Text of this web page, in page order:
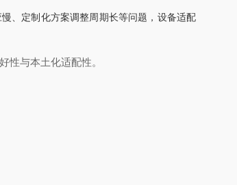
、定制化方案调整周期长等问题，设备适配
性与本土化适配性。